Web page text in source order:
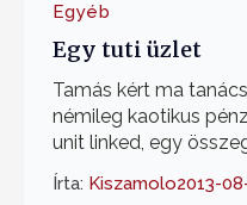
Egyéb
Egy tuti üzlet
Tamás kért ma
némileg kaotikus
unit linked, egy
Írta: Kiszamolo2013-